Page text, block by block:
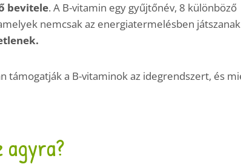
bevitele. A B-vitamin egy gyűjtőnév, 8 különböző
nemcsak az energiatermelésben játszanak
támogatják a B-vitaminok az idegrendszert, és
agyra?